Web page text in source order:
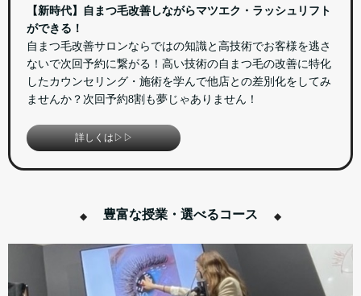
【新時代】自まつ毛改善しながらマツエク・ラッシュリフト
ができる！
自まつ毛改善サロンならではの知識と高技術でお客様を逃さ
ないで次回予約に繋がる！高い技術の自まつ毛の改善に特化
したカウンセリング・施術を学んで他店との差別化をしてみ
ませんか？次回予約8割も夢じゃありません！
詳しくは▷▷
豊富な授業・選べるコース